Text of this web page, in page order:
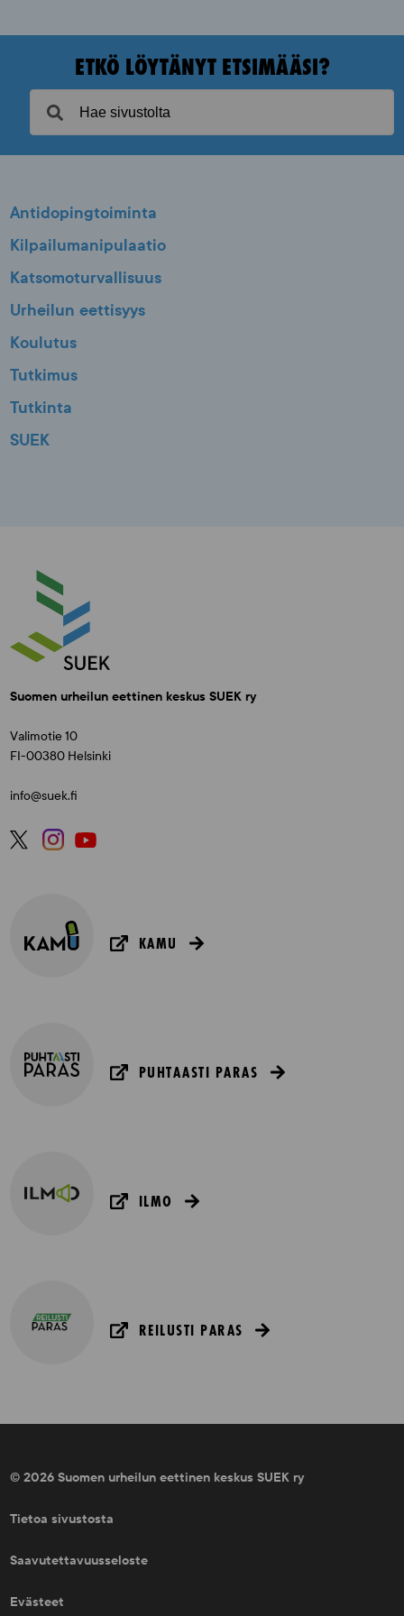
ETKÖ LÖYTÄNYT ETSIMÄÄSI?
Antidopingtoiminta
Kilpailumanipulaatio
Katsomoturvallisuus
Urheilun eettisyys
Koulutus
Tutkimus
Tutkinta
SUEK
Suomen urheilun eettinen keskus SUEK ry
Valimotie 10
FI-00380 Helsinki
info@suek.fi
KAMU
PUHTAASTI PARAS
ILMO
REILUSTI PARAS
© 2026 Suomen urheilun eettinen keskus SUEK ry
Tietoa sivustosta
Saavutettavuusseloste
Evästeet